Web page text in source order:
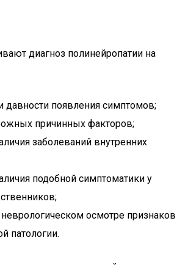
диагноз полинейропатии на
давности появления симптомов;
причинных факторов;
заболеваний внутренних
подобной симптоматики у
осмотре признаков
патологии.